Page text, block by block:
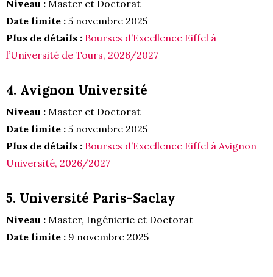
Niveau : Master et Doctorat
Date limite : 5 novembre 2025
Plus de détails : Bourses d’Excellence Eiffel à
l’Université de Tours, 2026/2027
4. Avignon Université
Niveau : Master et Doctorat
Date limite : 5 novembre 2025
Plus de détails : Bourses d’Excellence Eiffel à Avignon
Université, 2026/2027
5. Université Paris-Saclay
Niveau : Master, Ingénierie et Doctorat
Date limite : 9 novembre 2025